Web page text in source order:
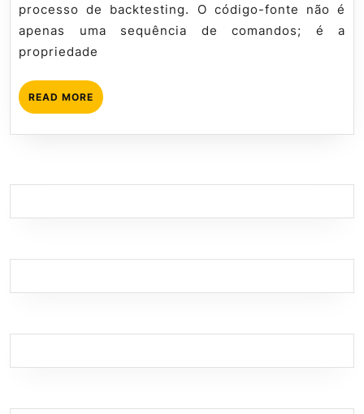
processo de backtesting. O código-fonte não é
apenas uma sequência de comandos; é a
propriedade
READ MORE READ
MORE